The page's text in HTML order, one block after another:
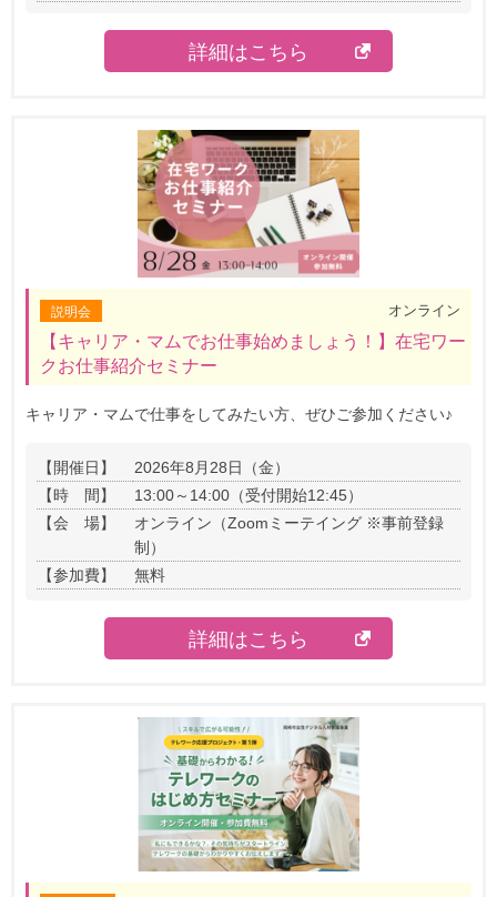
詳細はこちら
説明会 オンライン
【キャリア・マムでお仕事始めましょう！】在宅ワー
クお仕事紹介セミナー
キャリア・マムで仕事をしてみたい方、ぜひご参加ください♪
【開催日】
2026年8月28日（金）
【時 間】
13:00～14:00（受付開始12:45）
【会 場】
オンライン（Zoomミーテイング ※事前登録
制）
【参加費】
無料
詳細はこちら